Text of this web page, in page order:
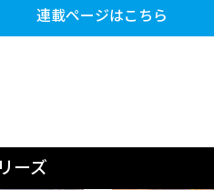
連載ページはこちら
ーズ